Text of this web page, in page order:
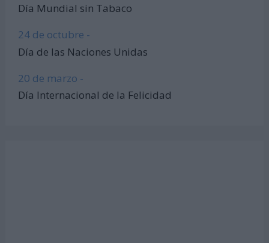
Día Mundial sin Tabaco
24 de octubre -
Día de las Naciones Unidas
20 de marzo -
Día Internacional de la Felicidad